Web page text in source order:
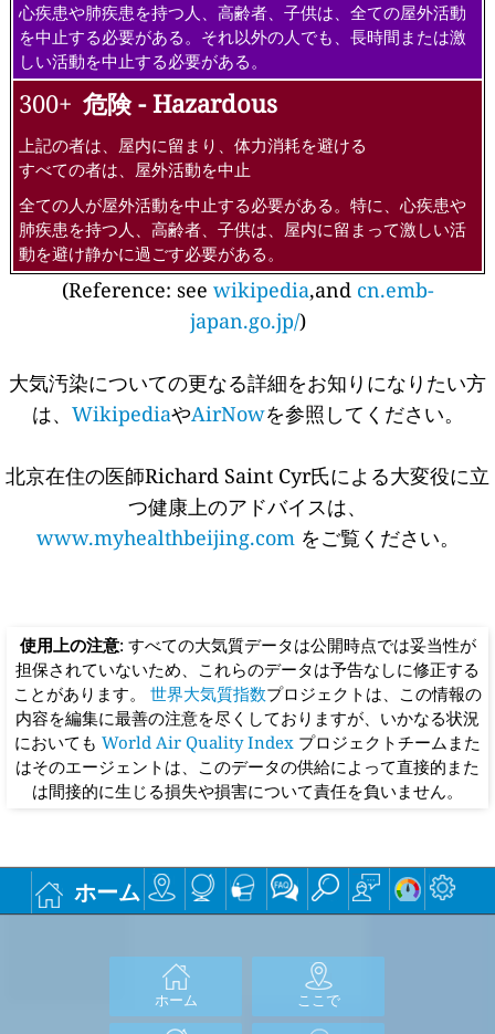
心疾患や肺疾患を持つ人、高齢者、子供は、全ての屋外活動
を中止する必要がある。それ以外の人でも、長時間または激
しい活動を中止する必要がある。
300+ 危険 - Hazardous
上記の者は、屋内に留まり、体力消耗を避ける
すべての者は、屋外活動を中止
全ての人が屋外活動を中止する必要がある。特に、心疾患や
肺疾患を持つ人、高齢者、子供は、屋内に留まって激しい活
動を避け静かに過ごす必要がある。
(Reference: see wikipedia,and cn.emb-
japan.go.jp/)
大気汚染についての更なる詳細をお知りになりたい方
は、 WikipediaやAirNowを参照してください。
北京在住の医師Richard Saint Cyr氏による大変役に立
つ健康上のアドバイスは、
www.myhealthbeijing.com をご覧ください。
使用上の注意: すべての大気質データは公開時点では妥当性が
担保されていないため、これらのデータは予告なしに修正する
ことがあります。 世界大気質指数プロジェクトは、この情報の
内容を編集に最善の注意を尽くしておりますが、いかなる状況
においても World Air Quality Index プロジェクトチームまた
はそのエージェントは、このデータの供給によって直接的また
は間接的に生じる損失や損害について責任を負いません。
ホーム
ホーム ここで